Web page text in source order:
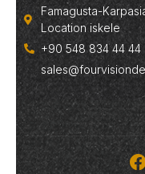
Famagusta-
Location iskele
+90 548 834 44 44